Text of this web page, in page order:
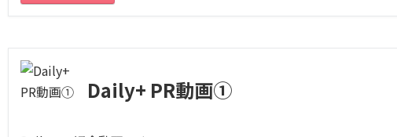
Daily+ PR動画①